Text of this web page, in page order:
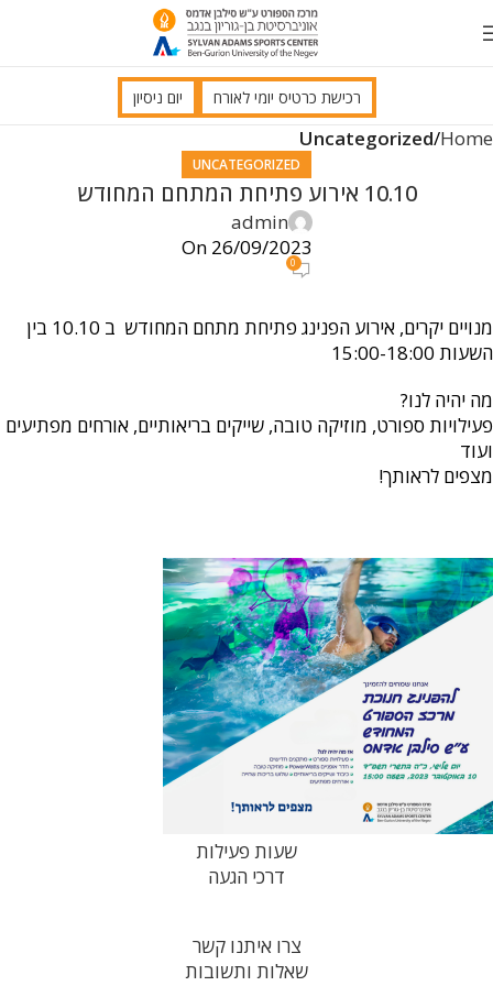
רכישת כרטיס יומי לאורח יום ניסיון
Home
Uncategorized
UNCATEGORIZED
10.10 אירוע פתיחת המתחם המחודש
admin
On 26/09/2023
0
מנויים יקרים, אירוע הפנינג פתיחת מתחם המחודש ב 10.10 בין
השעות 15:00-18:00
מה יהיה לנו?
פעילויות ספורט, מוזיקה טובה, שייקים בריאותיים, אורחים מפתיעים
ועוד
מצפים לראותך!
שעות פעילות
דרכי הגעה
צרו איתנו קשר
שאלות ותשובות